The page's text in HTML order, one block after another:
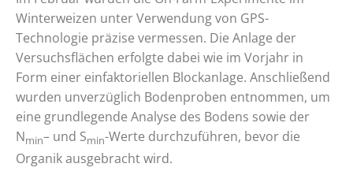
Winterweizen unter Verwendung von GPS-
Technologie präzise vermessen. Die Anlage der
Versuchsflächen erfolgte dabei wie im Vorjahr in
Form einer einfaktoriellen Blockanlage. Anschließend
wurden unverzüglich Bodenproben entnommen, um
eine grundlegende Analyse des Bodens sowie der
Nmin– und Smin-Werte durchzuführen, bevor die
Organik ausgebracht wird.